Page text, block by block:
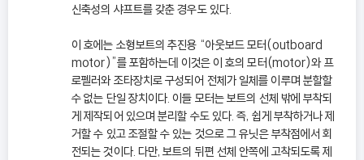
신축성의 샤프트를 갖춘 경우도 있다.
이 호에는 소형보트의 추진용 “아웃보드 모터(outboard
motor)”를 포함하는데 이것은 이 호의 모터(motor)와 프
로펠러와 조타장치로 구성되어 전체가 일체를 이루며 분할할
수 없는 단일 장치이다. 이들 모터는 보트의 선체 밖에 부착되
게 제작되어 있으며 분리할 수도 있다. 즉, 쉽게 부착하거나 제
거할 수 있고 조절할 수 있는 것으로 그 유닛은 부착점에서 회
전되는 것이다. 다만, 보트의 뒤편 선체 안쪽에 고착되도록 제